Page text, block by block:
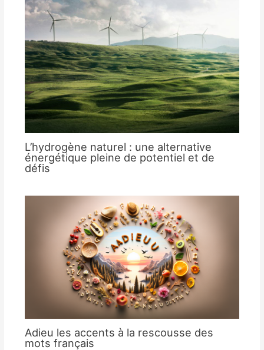
L’hydrogène naturel : une alternative
énergétique pleine de potentiel et de
défis
Adieu les accents à la rescousse des
mots français